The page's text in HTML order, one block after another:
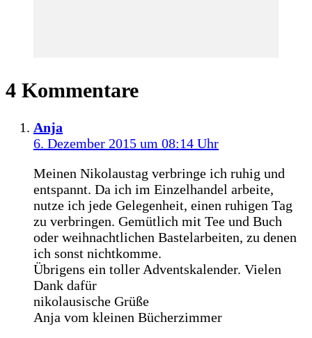
4 Kommentare
Anja
6. Dezember 2015 um 08:14 Uhr
Meinen Nikolaustag verbringe ich ruhig und
entspannt. Da ich im Einzelhandel arbeite,
nutze ich jede Gelegenheit, einen ruhigen Tag
zu verbringen. Gemütlich mit Tee und Buch
oder weihnachtlichen Bastelarbeiten, zu denen
ich sonst nichtkomme.
Übrigens ein toller Adventskalender. Vielen
Dank dafür
nikolausische Grüße
Anja vom kleinen Bücherzimmer